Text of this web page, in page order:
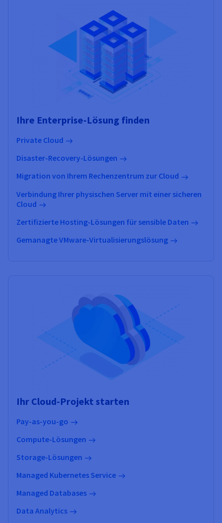
Ihre Enterprise-Lösung finden
Private Cloud
Disaster-Recovery-Lösungen
Migration von Ihrem Rechenzentrum zur Cloud
Verbindung Ihrer physischen Server mit einer sicheren
Cloud
Zertifizierte Hosting-Lösungen für sensible Daten
Gemanagte VMware-Virtualisierungslösung
Ihr Cloud-Projekt starten
Pay-as-you-go
Compute-Lösungen
Storage-Lösungen
Managed Kubernetes Service
Managed Databases
Data Analytics